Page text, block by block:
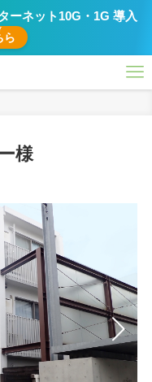
ーネット10G・1G 導入
ら
様